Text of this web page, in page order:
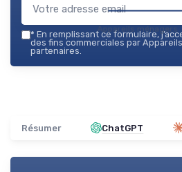
Appareils
* En remplissant ce formulaire,
des fins commerciales par
partenaires.
Résumer ChatGPT